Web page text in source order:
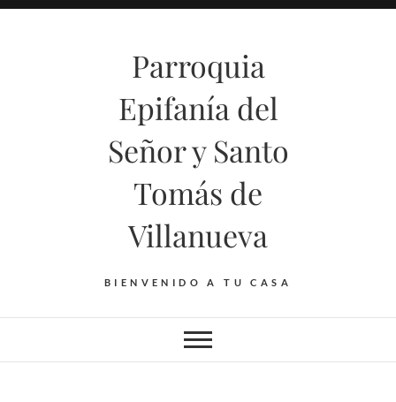
Saltar
Parroquia
Epifanía del
Señor y Santo
Tomás de
Villanueva
BIENVENIDO A TU CASA